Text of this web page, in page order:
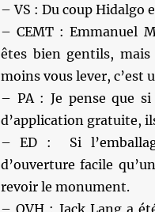
– VS : Du coup Hidalgo
– CEMT : Emmanuel
êtes bien gentils,
moins vous lever, c’est
– PA : Je pense que
d’application gratuite,
– ED : Si
d’ouverture facile
revoir le monument.
– OVH : Jack Lang a